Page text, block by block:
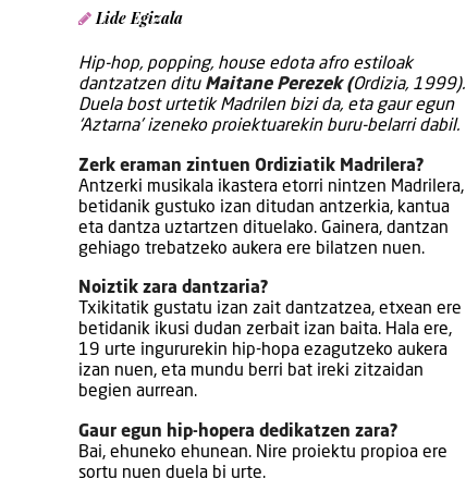
Lide Egizala
Hip-hop, popping, house edota afro estiloak
dantzatzen ditu Maitane Perezek (Ordizia, 1999).
Duela bost urtetik Madrilen bizi da, eta gaur egun
‘Aztarna’ izeneko proiektuarekin buru-belarri dabil.
Zerk eraman zintuen Ordiziatik Madrilera?
Antzerki musikala ikastera etorri nintzen Madrilera,
betidanik gustuko izan ditudan antzerkia, kantua
eta dantza uztartzen dituelako. Gainera, dantzan
gehiago trebatzeko aukera ere bilatzen nuen.
Noiztik zara dantzaria?
Txikitatik gustatu izan zait dantzatzea, etxean ere
betidanik ikusi dudan zerbait izan baita. Hala ere,
19 urte ingururekin hip-hopa ezagutzeko aukera
izan nuen, eta mundu berri bat ireki zitzaidan
begien aurrean.
Gaur egun hip-hopera dedikatzen zara?
Bai, ehuneko ehunean. Nire proiektu propioa ere
sortu nuen duela bi urte.